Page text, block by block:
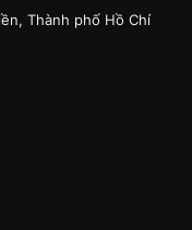
Thành phố Hồ Chí